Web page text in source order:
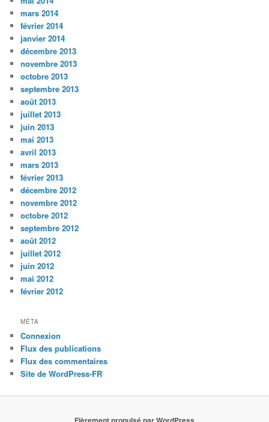
mars 2014
février 2014
janvier 2014
décembre 2013
novembre 2013
octobre 2013
septembre 2013
août 2013
juillet 2013
juin 2013
mai 2013
avril 2013
mars 2013
février 2013
décembre 2012
novembre 2012
octobre 2012
septembre 2012
août 2012
juillet 2012
juin 2012
mai 2012
février 2012
MÉTA
Connexion
Flux des publications
Flux des commentaires
Site de WordPress-FR